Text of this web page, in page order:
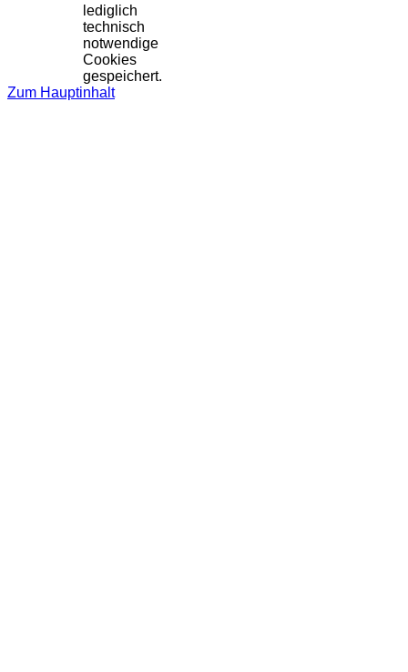
lediglich
technisch
notwendige
Cookies
gespeichert.
Zum Hauptinhalt